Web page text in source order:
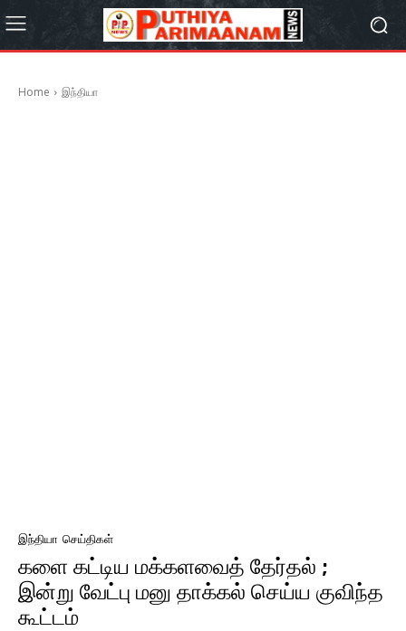
Home இந்தியா
இந்தியா செய்திகள்
களை கட்டிய மக்களவைத் தேர்தல் ;
இன்று வேட்பு மனு தாக்கல் செய்ய குவிந்த
கூட்டம்